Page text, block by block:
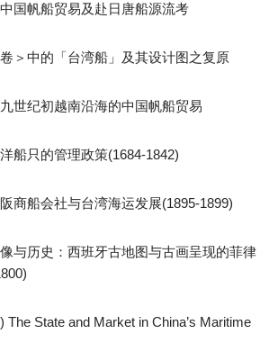
国帆船贸易及赴日唐船源流考
＞中的「台湾船」及其设计图之复原
世纪初越南沿海的中国帆船贸易
船只的管理政策(1684-1842)
商船会社与台湾海运发展(1895-1899)
与历史：西班牙古地图与古画呈现的菲律
The State and Market in China’s Maritime